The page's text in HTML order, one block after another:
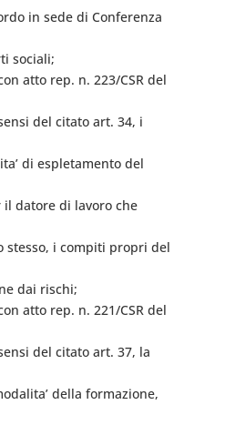
in sede di Conferenza
sociali;
atto rep. n. 223/CSR del
del citato art. 34, i
di espletamento del
il datore di lavoro che
stesso, i compiti propri del
dai rischi;
atto rep. n. 221/CSR del
del citato art. 37, la
della formazione,